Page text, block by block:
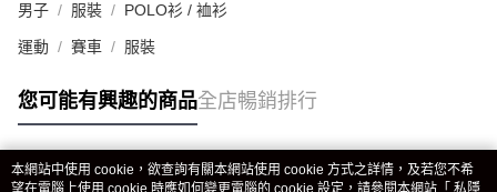
男子 服裝 POLO衫 / 裇衫
運動 賽車 服裝
您可能有興趣的商品全店暢銷排行
熱門標籤
本網站中使用 cookie，欲查詢有關本網站使用 cookie 方式之詳情，及若您不希
望在電腦上使用 cookie 時應如何變更電腦的 cookie 設定，請參閱本網站「 私隱